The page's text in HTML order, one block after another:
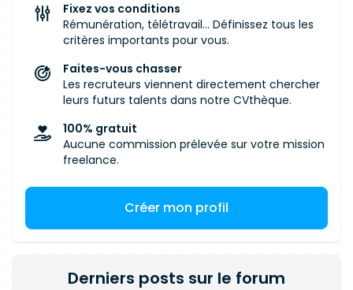
Fixez vos conditions
Rémunération, télétravail... Définissez tous les
critères importants pour vous.
Faites-vous chasser
Les recruteurs viennent directement chercher
leurs futurs talents dans notre CVthèque.
100% gratuit
Aucune commission prélevée sur votre mission
freelance.
Créer mon profil
Derniers posts sur le forum